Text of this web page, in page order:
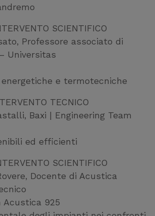
SCIENTIFICO
Professore associato di
Universitas
energetiche e termotecniche
TECNICO
Baxi | Engineering Team
ed efficienti
SCIENTIFICO
Docente di Acustica
Acustica 925